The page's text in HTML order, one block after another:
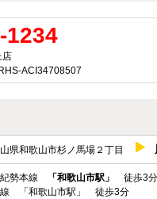
1234
店
ACI34708507
県和歌山市杉ノ馬場２丁目
紀勢本線 「和歌山市駅」
徒歩3分
線 「和歌山市駅」 徒歩3分